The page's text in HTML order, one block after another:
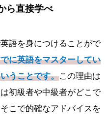
ら直接学べ
語を身につけることがで
に英語をマスターしてい
うことです。この理由は
初級者や中級者がどこで
こで的確なアドバイスを